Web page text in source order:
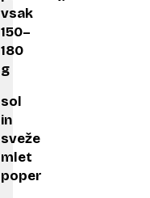
vsak
150–
180
g
sol
in
sveže
mlet
poper